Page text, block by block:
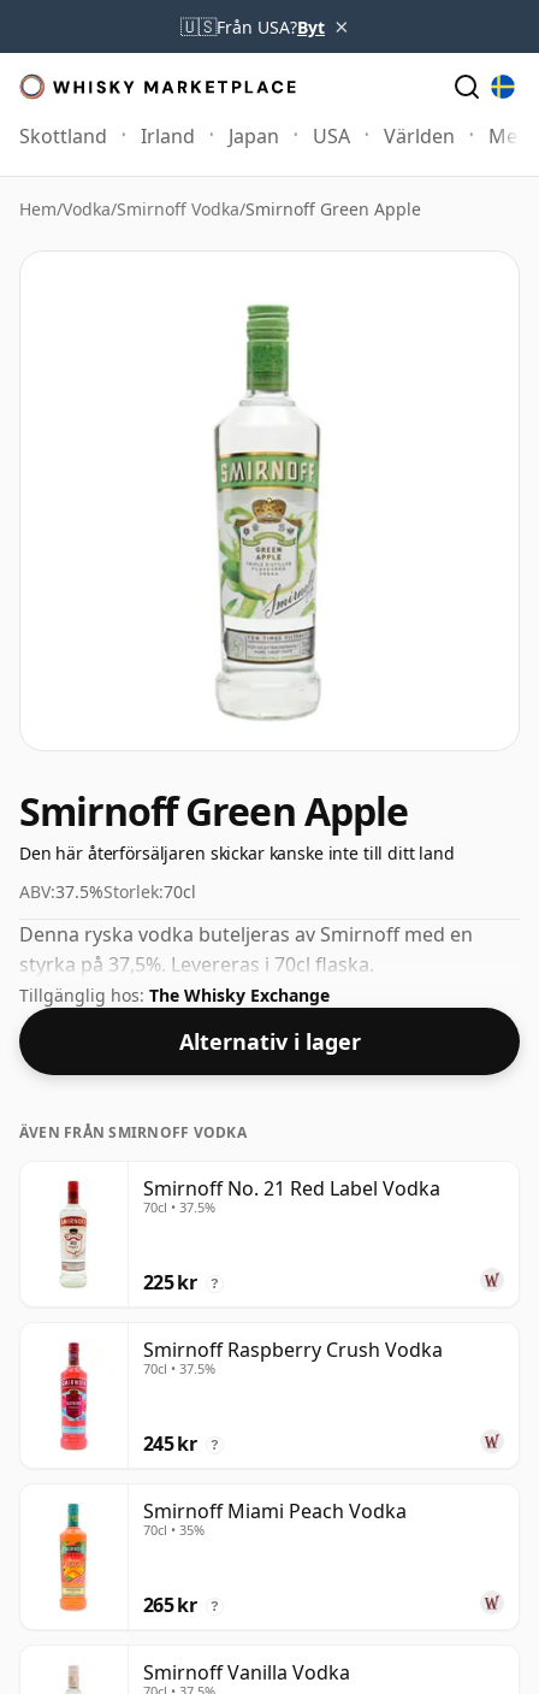
🇺🇸Från USA?Byt ×
Skottland Irland Japan USA Världen Mer
Hem/Vodka/Smirnoff Vodka/Smirnoff Green Apple
Smirnoff Green Apple
Den här återförsäljaren skickar kanske inte till ditt land
ABV:37.5%Storlek:70cl
Denna ryska vodka buteljeras av Smirnoff med en
styrka på 37,5%. Levereras i 70cl flaska.
Tillgänglig hos: The Whisky Exchange
Alternativ i lager
ÄVEN FRÅN SMIRNOFF VODKA
Smirnoff No. 21 Red Label Vodka
70cl • 37.5%
225 kr ?
Smirnoff Raspberry Crush Vodka
70cl • 37.5%
245 kr ?
Smirnoff Miami Peach Vodka
70cl • 35%
265 kr ?
Smirnoff Vanilla Vodka